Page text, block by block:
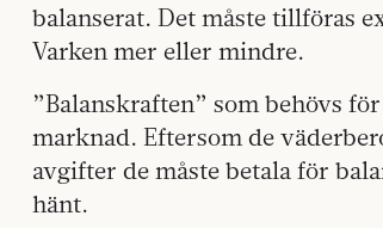
balanserat. Det måste tillföras
Varken mer eller mindre.
”Balanskraften” som behövs
marknad. Eftersom de
avgifter de måste betala för
hänt.